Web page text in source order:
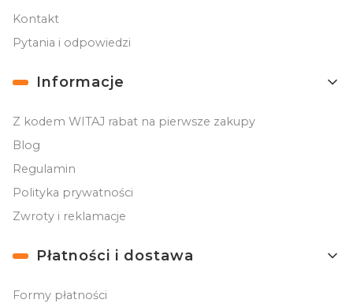
Kontakt
Pytania i odpowiedzi
Informacje
Z kodem WITAJ rabat na pierwsze zakupy
Blog
Regulamin
Polityka prywatności
Zwroty i reklamacje
Płatności i dostawa
Formy płatności